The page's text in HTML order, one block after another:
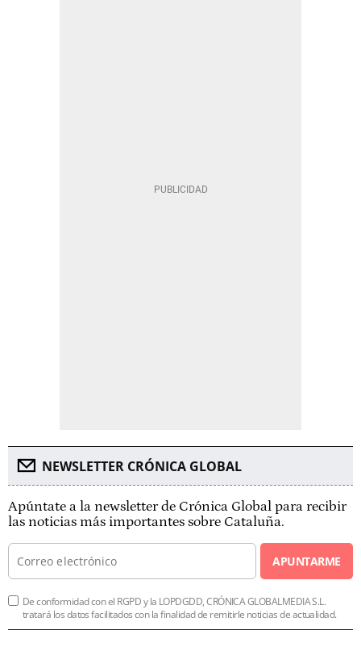
NEWSLETTER CRÓNICA GLOBAL
Apúntate a la newsletter de Crónica Global para recibir
las noticias más importantes sobre Cataluña.
APUNTARME
De conformidad con el RGPD y la LOPDGDD, CRÓNICA GLOBALMEDIA S.L.
tratará los datos facilitados con la finalidad de remitirle noticias de actualidad.